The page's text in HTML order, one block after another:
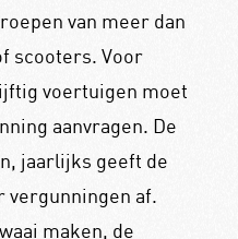
van meer dan
scooters. Voor
voertuigen moet
aanvragen. De
jaarlijks geeft de
vergunningen af.
maken, de